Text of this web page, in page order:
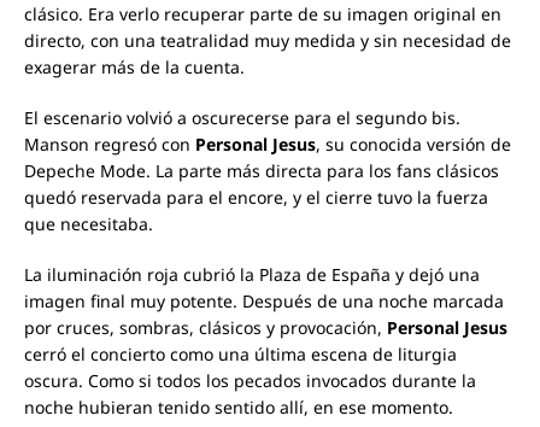
clásico. Era verlo recuperar parte de su imagen original en
directo, con una teatralidad muy medida y sin necesidad de
exagerar más de la cuenta.
El escenario volvió a oscurecerse para el segundo bis.
Manson regresó con Personal Jesus, su conocida versión de
Depeche Mode. La parte más directa para los fans clásicos
quedó reservada para el encore, y el cierre tuvo la fuerza
que necesitaba.
La iluminación roja cubrió la Plaza de España y dejó una
imagen final muy potente. Después de una noche marcada
por cruces, sombras, clásicos y provocación, Personal Jesus
cerró el concierto como una última escena de liturgia
oscura. Como si todos los pecados invocados durante la
noche hubieran tenido sentido allí, en ese momento.